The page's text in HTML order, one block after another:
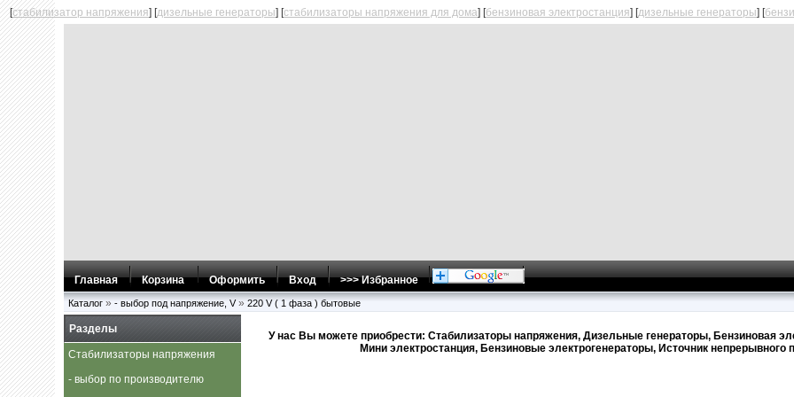
Главная Корзина Оформить Вход >>> Избранное
Каталог » - выбор под напряжение, V» 220 V ( 1 фаза ) бытовые
У нас Вы можете приобрести: Стабилизаторы напряжения, Дизельные генераторы, Бензиновая
Мини электростанция, Бензиновые электрогенераторы, Источник непрерывного
Разделы
Стабилизаторы напряжения
- выбор по производителю
[стабилизатор напряжения] [дизельные генераторы] [стабилизаторы напряжения для дома] [бензиновая электростанция] [дизельные генераторы] [